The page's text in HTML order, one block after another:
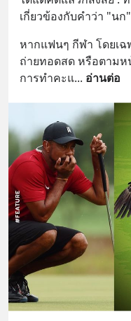
เกี่ยวข้องกับคำว่า "นก
หากแฟนๆ กีฬา โดยเ
ถ่ายทอดสด หรือตามห
การทำคะแ... อ่านต่อ